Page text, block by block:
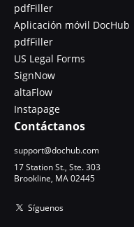
pdfFiller
Aplicación móvil DocHub
pdfFiller
US Legal Forms
SignNow
altaFlow
Instapage
Contáctanos
support@dochub.com
17 Station St., Ste. 303
Brookline, MA 02445
Síguenos